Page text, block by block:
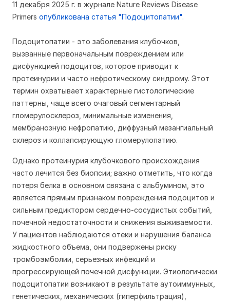
11 декабря 2025 г. в журнале Nature Reviews Disease
Primers опубликована статья "Подоцитопатии".
Подоцитопатии - это заболевания клубочков,
вызванные первоначальным повреждением или
дисфункцией подоцитов, которое приводит к
протеинурии и часто нефротическому синдрому. Этот
термин охватывает характерные гистологические
паттерны, чаще всего очаговый сегментарный
гломерулосклероз, минимальные изменения,
мембранозную нефропатию, диффузный мезангиальный
склероз и коллапсирующую гломерулопатию.
Однако протеинурия клубочкового происхождения
часто лечится без биопсии; важно отметить, что когда
потеря белка в основном связана с альбумином, это
является прямым признаком повреждения подоцитов и
сильным предиктором сердечно-сосудистых событий,
почечной недостаточности и снижения выживаемости.
У пациентов наблюдаются отеки и нарушения баланса
жидкостного объема, они подвержены риску
тромбоэмболии, серьезных инфекций и
прогрессирующей почечной дисфункции. Этиологически
подоцитопатии возникают в результате аутоиммунных,
генетических, механических (гиперфильтрация),